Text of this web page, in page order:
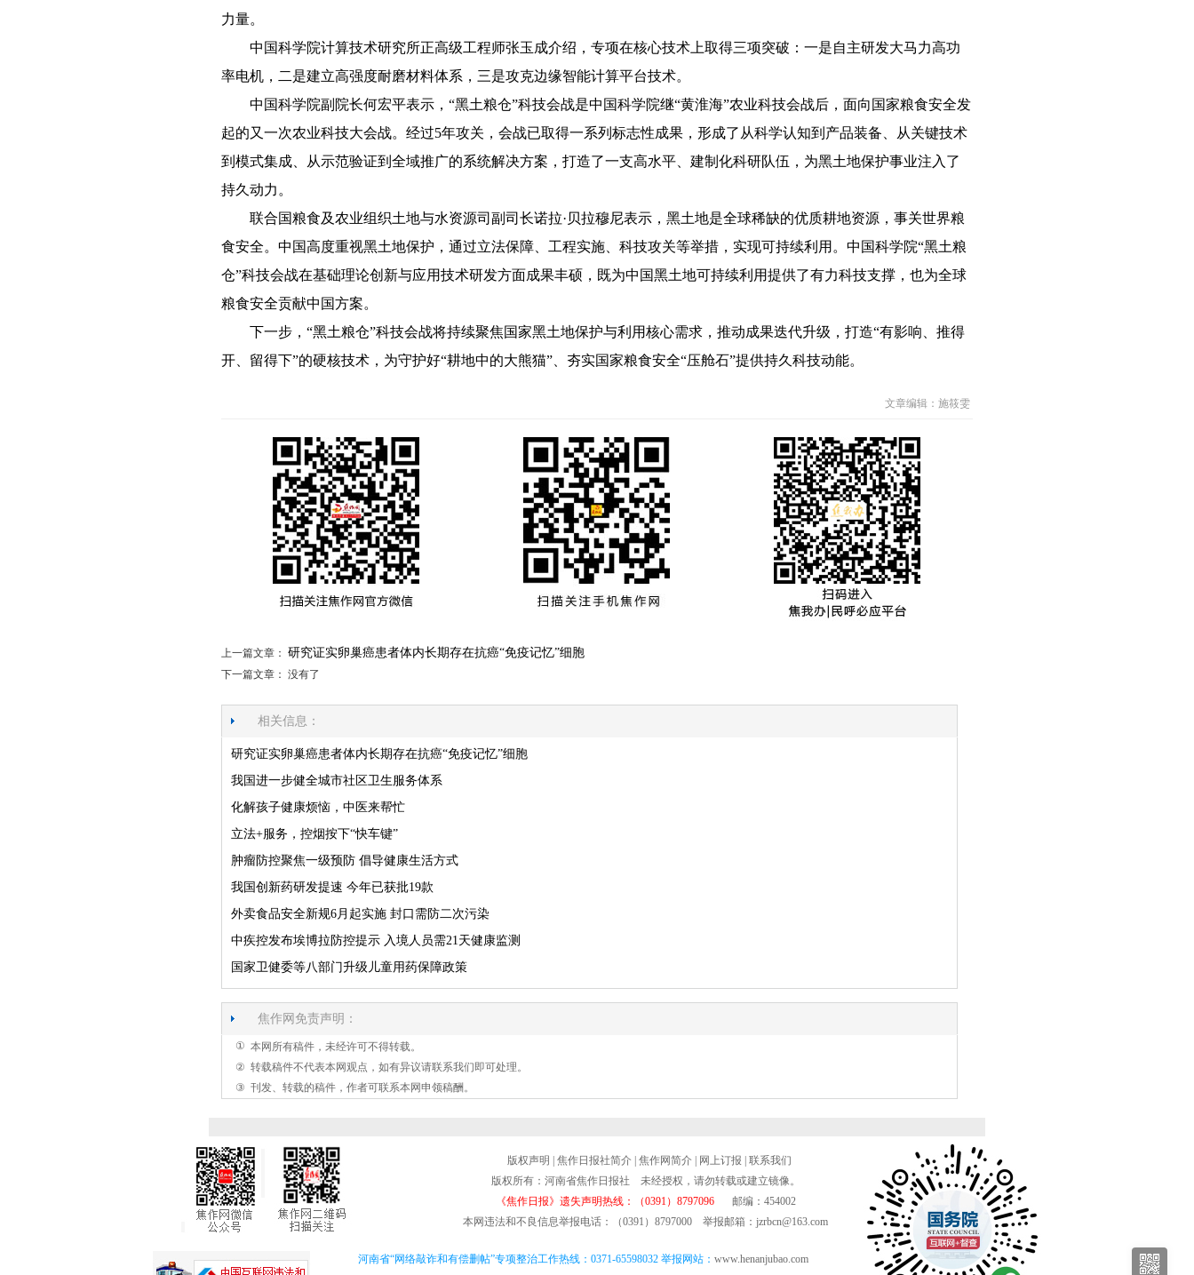
力量。
中国科学院计算技术研究所正高级工程师张玉成介绍，专项在核心技术上取得三项突破：一是自主研发大马力高功
率电机，二是建立高强度耐磨材料体系，三是攻克边缘智能计算平台技术。
中国科学院副院长何宏平表示，“黑土粮仓”科技会战是中国科学院继“黄淮海”农业科技会战后，面向国家粮食安全发
起的又一次农业科技大会战。经过5年攻关，会战已取得一系列标志性成果，形成了从科学认知到产品装备、从关键技术
到模式集成、从示范验证到全域推广的系统解决方案，打造了一支高水平、建制化科研队伍，为黑土地保护事业注入了
持久动力。
联合国粮食及农业组织土地与水资源司副司长诺拉·贝拉穆尼表示，黑土地是全球稀缺的优质耕地资源，事关世界粮
食安全。中国高度重视黑土地保护，通过立法保障、工程实施、科技攻关等举措，实现可持续利用。中国科学院“黑土粮
仓”科技会战在基础理论创新与应用技术研发方面成果丰硕，既为中国黑土地可持续利用提供了有力科技支撑，也为全球
粮食安全贡献中国方案。
下一步，“黑土粮仓”科技会战将持续聚焦国家黑土地保护与利用核心需求，推动成果迭代升级，打造“有影响、推得
开、留得下”的硬核技术，为守护好“耕地中的大熊猫”、夯实国家粮食安全“压舱石”提供持久科技动能。
文章编辑：施筱雯
上一篇文章： 研究证实卵巢癌患者体内长期存在抗癌“免疫记忆”细胞
下一篇文章： 没有了
相关信息：
研究证实卵巢癌患者体内长期存在抗癌“免疫记忆”细胞
我国进一步健全城市社区卫生服务体系
化解孩子健康烦恼，中医来帮忙
立法+服务，控烟按下“快车键”
肿瘤防控聚焦一级预防 倡导健康生活方式
我国创新药研发提速 今年已获批19款
外卖食品安全新规6月起实施 封口需防二次污染
中疾控发布埃博拉防控提示 入境人员需21天健康监测
国家卫健委等八部门升级儿童用药保障政策
焦作网免责声明：
① 本网所有稿件，未经许可不得转载。
② 转载稿件不代表本网观点，如有异议请联系我们即可处理。
③ 刊发、转载的稿件，作者可联系本网申领稿酬。
版权声明 焦作日报社简介| 焦作网简介| 网上订报
联系我们
版权所有：河南省焦作日报社 未经授权，请勿转载或建立镜像。
《焦作日报》遗失声明热线：（0391）8797096
邮编：454002
本网违法和不良信息举报电话：（0391）8797000 举报邮箱：jzrbcn@163.com
河南省“网络敲诈和有偿删帖”专项整治工作热线：0371-65598032 举报网站： www.henanjubao.com